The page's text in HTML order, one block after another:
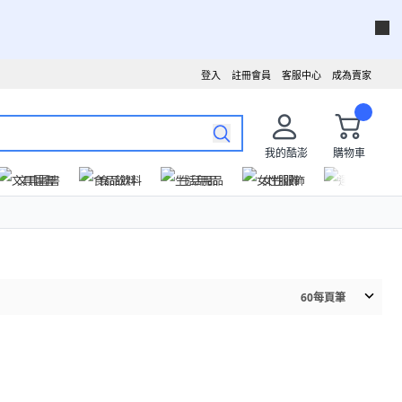
成為賣家
客服中心
註冊會員
登入
我的酷澎
購物車
文具圖書
食品飲料 生活用品 女性服飾
60每頁筆